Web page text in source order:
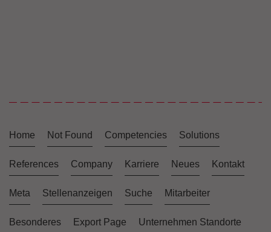
Home Not Found Competencies Solutions
References Company Karriere Neues Kontakt
Meta Stellenanzeigen Suche Mitarbeiter
Besonderes Export Page Unternehmen Standorte